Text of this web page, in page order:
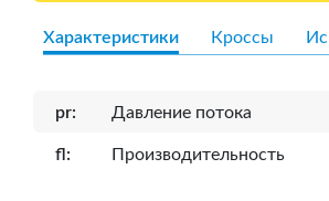
Характеристики Кроссы
pr: Давление потока
fl: Производительность